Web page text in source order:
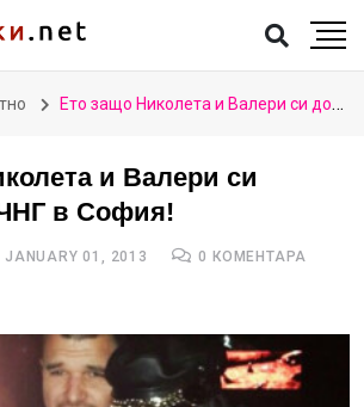
Ето защо Николета и Валери си дойдоха за ЧНГ в София!
и Валери си
в София!
JANUARY 01, 2013
0 КОМЕНТАРА